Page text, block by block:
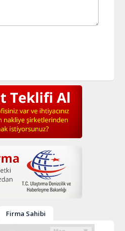
Firma Sahibi